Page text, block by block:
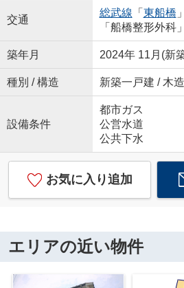
交通
総武線 「 東船橋
「船橋整形外
築年月 2024年 11月(新
種別 / 構造 新築一戸建 / 木造
設備条件
都市ガス
公営水道
公共下水
お気に入り追加
エリアの近い物件